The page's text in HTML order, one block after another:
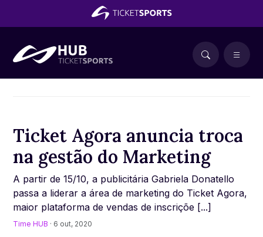
Ticket Agora anuncia troca
na gestão do Marketing
A partir de 15/10, a publicitária Gabriela Donatello
passa a liderar a área de marketing do Ticket Agora,
maior plataforma de vendas de inscriçõe [...]
Time HUB · 6 out, 2020